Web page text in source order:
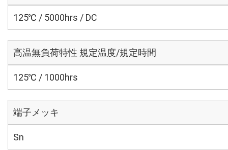
125℃ / 5000hrs / DC
高温無負荷特性 規定温度/規定時間
125℃ / 1000hrs
端子メッキ
Sn